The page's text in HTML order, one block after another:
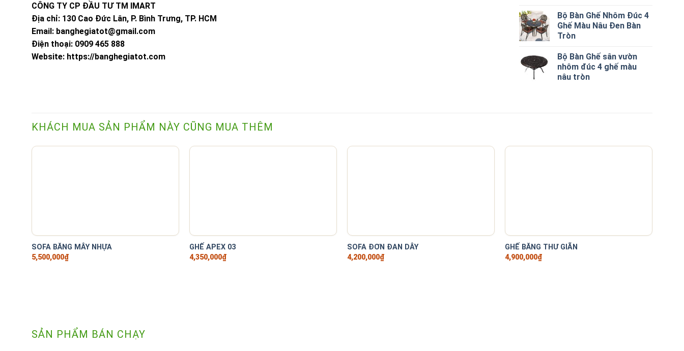
CÔNG TY CP ĐẦU TƯ TM IMART
Địa chỉ: 130 Cao Đức Lân, P. Bình Trưng, TP. HCM
Email: banghegiatot@gmail.com
Điện thoại: 0909 465 888
Website: https://banghegiatot.com
Bộ Bàn Ghế Nhôm Đúc 4
Ghế Màu Nâu Đen Bàn
Tròn
Bộ Bàn Ghế sân vườn
nhôm đúc 4 ghế màu
nâu tròn
KHÁCH MUA SẢN PHẨM NÀY CŨNG MUA THÊM
SOFA BĂNG MÂY NHỰA
5,500,000₫
GHẾ APEX 03
4,350,000₫
SOFA ĐƠN ĐAN DÂY
4,200,000₫
GHẾ BĂNG THƯ GIÃN
4,900,000₫
SẢN PHẨM BÁN CHẠY